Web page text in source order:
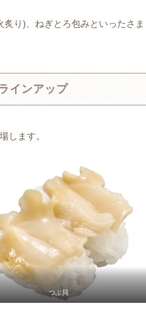
り)、ねぎとろ包みといったさま
インアップ
します。
つぶ貝